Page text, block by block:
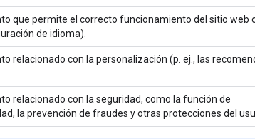
que permite el correcto funcionamiento del sitio web
de idioma).
relacionado con la personalización (p. ej., las
relacionado con la seguridad, como la función de
la prevención de fraudes y otras protecciones del